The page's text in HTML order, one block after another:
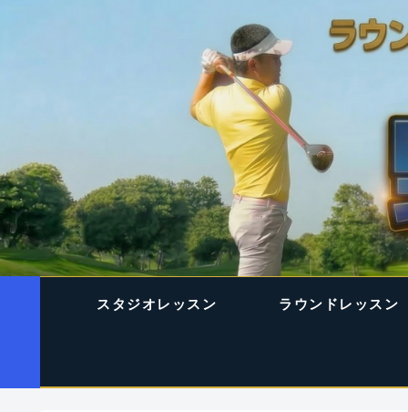
スタジオレッスン ラウンドレッスン